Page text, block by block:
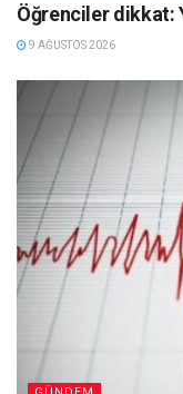
Öğrenciler dikkat:
9 AĞUSTOS 2026